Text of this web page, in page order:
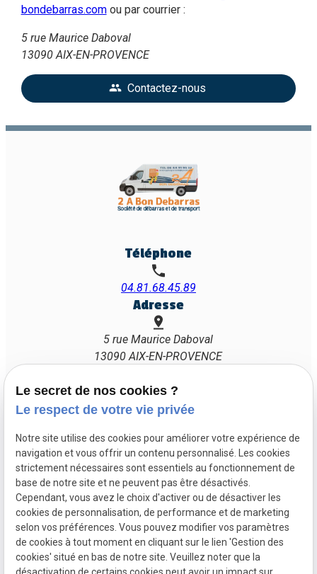
bondebarras.comou par courrier :
5 rue Maurice Daboval
13090 AIX-EN-PROVENCE
people Contactez-nous
Téléphone
04.81.68.45.89
Adresse
5 rue Maurice Daboval
13090 AIX-EN-PROVENCE
Lundi - Vendredi : 08h00 - 19h30
Suivez-nous
Mentions
légales
Politique de
confidentialité
Gestion
des
cookies
Plan du
site
Le secret de nos cookies ?
Le respect de votre vie privée
Notre site utilise des cookies pour améliorer votre expérience de
navigation et vous offrir un contenu personnalisé. Les cookies
strictement nécessaires sont essentiels au fonctionnement de
base de notre site et ne peuvent pas être désactivés.
Cependant, vous avez le choix d'activer ou de désactiver les
cookies de personnalisation, de performance et de marketing
selon vos préférences. Vous pouvez modifier vos paramètres
de cookies à tout moment en cliquant sur le lien 'Gestion des
cookies' situé en bas de notre site. Veuillez noter que la